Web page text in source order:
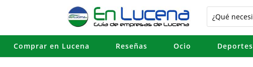
Comprar en Lucena Reseñas Ocio Deportes